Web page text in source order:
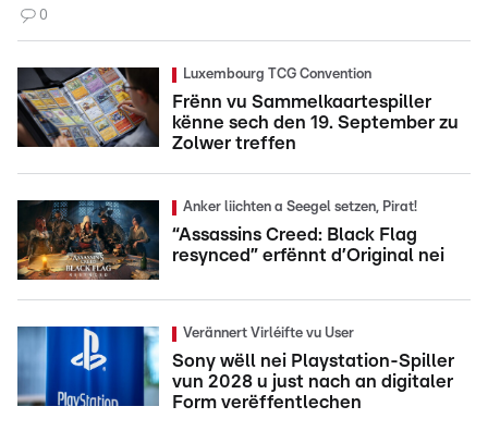
0
Luxembourg TCG Convention
Frënn vu Sammelkaartespiller
kënne sech den 19. September zu
Zolwer treffen
Anker liichten a Seegel setzen, Pirat!
“Assassins Creed: Black Flag
resynced” erfënnt d’Original nei
Verännert Virléifte vu User
Sony wëll nei Playstation-Spiller
vun 2028 u just nach an digitaler
Form verëffentlechen